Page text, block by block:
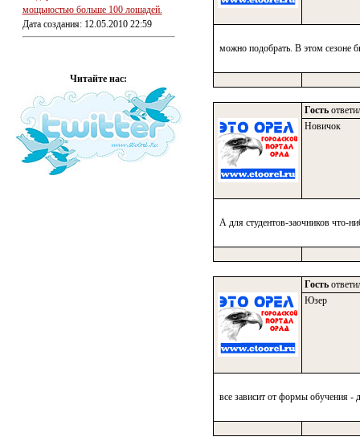
мощьностью больше 100 лошадей.
Дата создания: 12.05.2010 22:59
Читайте нас:
можно подобрать. В этом сезоне
Гость
Новичок
А для студентов-заочников что-
Гость
Юзер
все зависит от формы обучения -